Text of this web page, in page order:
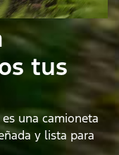
tus
una camioneta
y lista para